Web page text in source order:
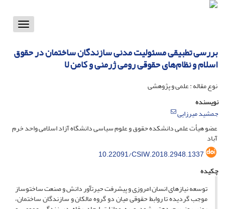
Toggle
بررسی تطبیقی مسئولیت مدنی سازندگان ساختمان در حقوق
اسلام و نظام‌های حقوقی رومی ژرمنی و کامن لا
نوع مقاله : علمی و پژوهشی
نویسنده
جمشید میرزایی
عضو هیأت علمی دانشکده حقوق و علوم سیاسی دانشگاه آزاد اسلامی واحد خرم
آباد
10.22091/CSIW.2018.2948.1337
چکیده
توسعه نیازهای انسان امروزی و پیشرفت حیرت­آور دانش و صنعت ساخت­وساز
موجب گردیده تا روابط حقوقی میان دو گروه مالکان و سازندگان ساختمان،